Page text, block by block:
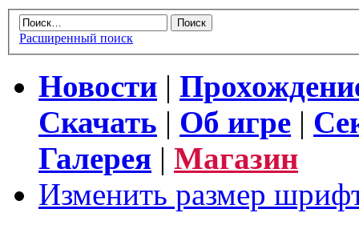
Расширенный поиск
Новости |
Скачать | Об игре |
Галерея | Магазин
Изменить размер